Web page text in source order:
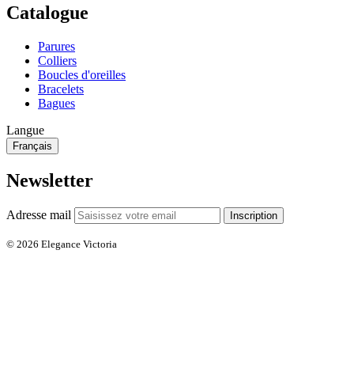
Catalogue
Parures
Colliers
Boucles d'oreilles
Bracelets
Bagues
Langue
Français
Newsletter
Adresse mail Inscription
© 2026 Elegance Victoria